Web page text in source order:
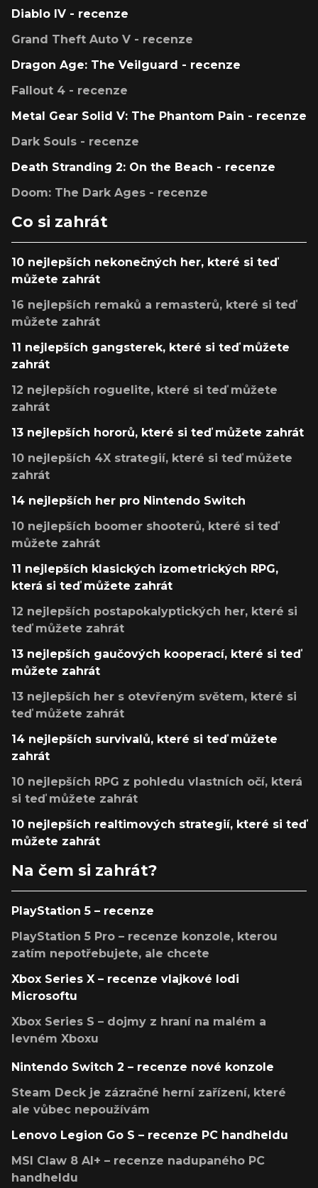
Diablo IV - recenze
Grand Theft Auto V - recenze
Dragon Age: The Veilguard - recenze
Fallout 4 - recenze
Metal Gear Solid V: The Phantom Pain - recenze
Dark Souls - recenze
Death Stranding 2: On the Beach - recenze
Doom: The Dark Ages - recenze
Co si zahrát
10 nejlepších nekonečných her, které si teď
můžete zahrát
16 nejlepších remaků a remasterů, které si teď
můžete zahrát
11 nejlepších gangsterek, které si teď můžete
zahrát
12 nejlepších roguelite, které si teď můžete
zahrát
13 nejlepších hororů, které si teď můžete zahrát
10 nejlepších 4X strategií, které si teď můžete
zahrát
14 nejlepších her pro Nintendo Switch
10 nejlepších boomer shooterů, které si teď
můžete zahrát
11 nejlepších klasických izometrických RPG,
která si teď můžete zahrát
12 nejlepších postapokalyptických her, které si
teď můžete zahrát
13 nejlepších gaučových kooperací, které si teď
můžete zahrát
13 nejlepších her s otevřeným světem, které si
teď můžete zahrát
14 nejlepších survivalů, které si teď můžete
zahrát
10 nejlepších RPG z pohledu vlastních očí, která
si teď můžete zahrát
10 nejlepších realtimových strategií, které si teď
můžete zahrát
Na čem si zahrát?
PlayStation 5 – recenze
PlayStation 5 Pro – recenze konzole, kterou
zatím nepotřebujete, ale chcete
Xbox Series X – recenze vlajkové lodi
Microsoftu
Xbox Series S – dojmy z hraní na malém a
levném Xboxu
Nintendo Switch 2 – recenze nové konzole
Steam Deck je zázračné herní zařízení, které
ale vůbec nepoužívám
Lenovo Legion Go S – recenze PC handheldu
MSI Claw 8 AI+ – recenze nadupaného PC
handheldu